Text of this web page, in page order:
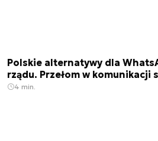
Polskie alternatywy dla
rządu. Przełom w komunikacji
4 min.